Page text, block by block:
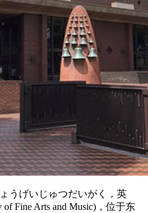
うげいじゅつだいがく，英
Fine Arts and Music)，位于东